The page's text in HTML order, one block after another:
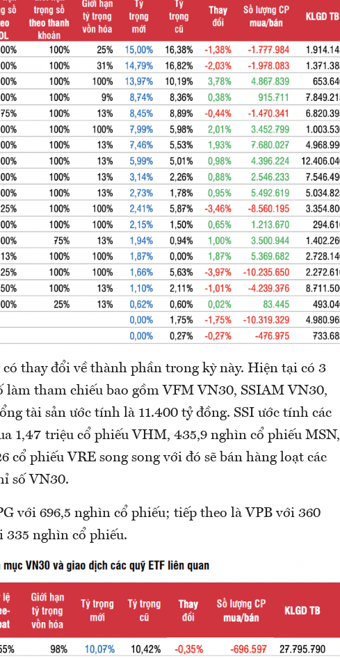
thay đổi về thành phần trong kỳ này. Hiện tại có 3
làm tham chiếu bao gồm VFM VN30, SSIAM VN30,
tài sản ước tính là 11.400 tỷ đồng. SSI ước tính các
1,47 triệu cổ phiếu VHM, 435,9 nghìn cổ phiếu MSN,
cổ phiếu VRE song song với đó sẽ bán hàng loạt các
số VN30.
với 696,5 nghìn cổ phiếu; tiếp theo là VPB với 360
nghìn cổ phiếu.